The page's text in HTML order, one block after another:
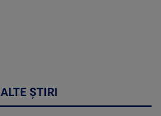
ALTE ȘTIRI